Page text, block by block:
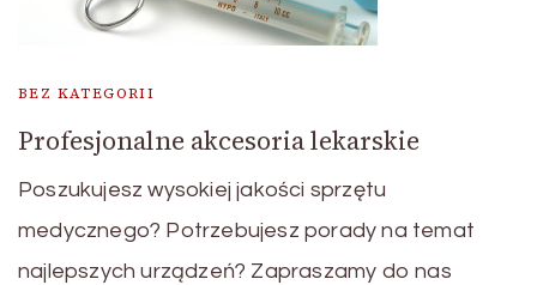
BEZ KATEGORII
Profesjonalne akcesoria lekarskie
Poszukujesz wysokiej jakości sprzętu
medycznego? Potrzebujesz porady na temat
najlepszych urządzeń? Zapraszamy do nas